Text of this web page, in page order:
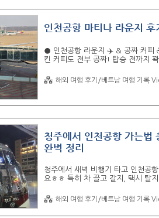
인천공항 마티나 라운지
● 인천공항 라운지 ✈️ & 공짜 커피
킨 커피도 전부 공짜! 탑승 전까지
RPM 카드 혜택으로 "마티나 라운
로 이 조합 못 끊을 것 같아요ㅋㅋ
시간 반 동안 "먹고 쉬고 마시고"
해외 여행 후기/베트남 여행 기록
청주에서 인천공항 가는법
완벽 정리
청주에서 새벽 비행기 타고 인천공
요ㅎㅎ 특히 차 끌고 갈지, 택시 탈
조합으로 다녀와봤는데요! 예상보
쓴다”는 확신 생겼어요ㅋㅋ 이번 글
부터 셀프수화물, 스마트패스, 출
해외 여행 후기/베트남 여행 기록